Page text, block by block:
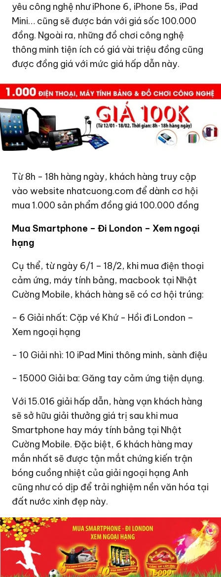
yêu công nghệ như iPhone 6, iPhone 5s, iPad
Mini… cũng sẽ được bán với giá sốc 100.000
đồng. Ngoài ra, những đồ chơi công nghệ
thông minh tiện ích có giá vài triệu đồng cũng
được đồng giá với mức giá hấp dẫn này.
Từ 8h - 18h hàng ngày, khách hàng truy cập
vào website nhatcuong.com để dành cơ hội
mua 1.000 sản phẩm đồng giá 100.000 đồng
Mua Smartphone – Đi London – Xem ngoại
hạng
Cụ thể, từ ngày 6/1 – 18/2, khi mua điện thoại
cảm ứng, máy tính bảng, macbook tại Nhật
Cường Mobile, khách hàng sẽ có cơ hội trúng:
- 6 Giải nhất: Cặp vé Khứ - Hồi đi London –
Xem ngoại hạng
- 10 Giải nhì: 10 iPad Mini thông minh, sành điệu
- 15000 Giải ba: Găng tay cảm ứng tiện dụng.
Với 15.016 giải hấp dẫn, hàng vạn khách hàng
sẽ sở hữu giải thưởng giá trị sau khi mua
Smartphone hay máy tính bảng tại Nhật
Cường Mobile. Đặc biệt, 6 khách hàng may
mắn nhất sẽ được tận mắt chứng kiến trận
bóng cuồng nhiệt của giải ngoại hạng Anh
cũng như có dịp để trải nghiệm nền văn hóa tại
đất nước xinh đẹp này.